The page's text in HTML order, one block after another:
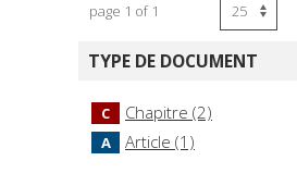
page 1 of 1
TYPE DE DOCUMENT
C Chapitre (2)
A Article (1)